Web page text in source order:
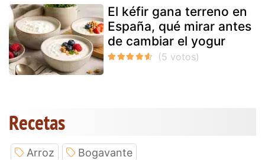
El kéfir gana terreno en
España, qué mirar antes
de cambiar el yogur
Recetas
Arroz Bogavante